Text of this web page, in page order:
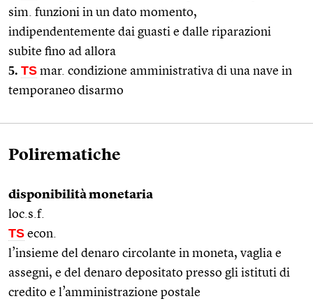
sim. funzioni in un dato momento,
indipendentemente dai guasti e dalle riparazioni
subite fino ad allora
5. TS mar. condizione amministrativa di una nave in
temporaneo disarmo
Polirematiche
disponibilità monetaria
loc.s.f.
TS econ.
l’insieme del denaro circolante in moneta, vaglia e
assegni, e del denaro depositato presso gli istituti di
credito e l’amministrazione postale